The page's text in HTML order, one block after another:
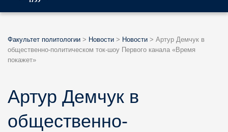
Факультет политологии > Новости > Новости > Артур Демчук в
общественно-политическом ток-шоу Первого канала «Время
покажет»
Артур Демчук в
общественно-